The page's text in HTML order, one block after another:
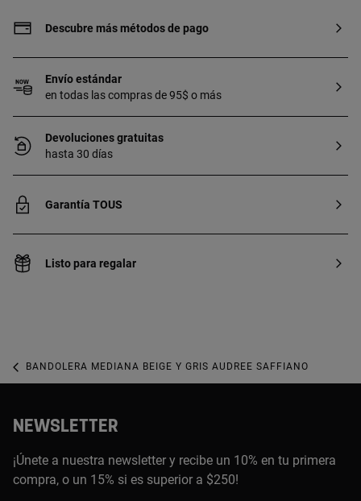
Descubre más métodos de pago
Envío estándar
en todas las compras de 95$ o más
Devoluciones gratuitas
hasta 30 días
Garantía TOUS
Listo para regalar
BANDOLERA MEDIANA BEIGE Y GRIS AUDREE SAFFIANO
NEWSLETTER
¡Únete a nuestra newsletter y recibe un 10% en tu primera
compra, o un 15% si es superior a $250!